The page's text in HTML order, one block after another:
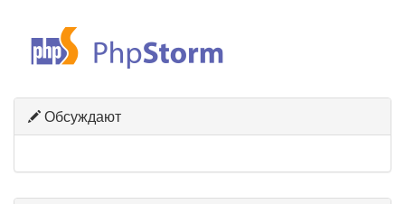
Обсуждают